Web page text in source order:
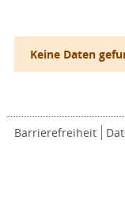
Keine Daten
Barrierefreiheit